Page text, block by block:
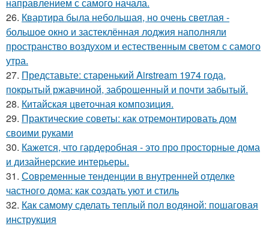
направлением с самого начала.
26. Квартира была небольшая, но очень светлая -
большое окно и застеклённая лоджия наполняли
пространство воздухом и естественным светом с самого
утра.
27. Представьте: старенький Airstream 1974 года,
покрытый ржавчиной, заброшенный и почти забытый.
28. Китайская цветочная композиция.
29. Практические советы: как отремонтировать дом
своими руками
30. Кажется, что гардеробная - это про просторные дома
и дизайнерские интерьеры.
31. Современные тенденции в внутренней отделке
частного дома: как создать уют и стиль
32. Как самому сделать теплый пол водяной: пошаговая
инструкция